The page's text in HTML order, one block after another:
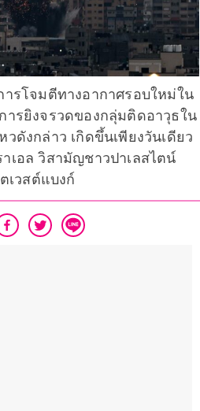
รโจมตีทางอากาศรอบใหม่ใน
ารยิงจรวดของกลุ่มติดอาวุธใน
ดังกล่าว เกิดขึ้นเพียงวันเดียว
เอล วิสามัญชาวปาเลสไตน์
เวสต์แบงก์